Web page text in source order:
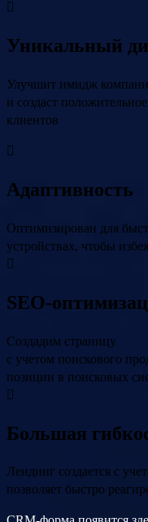
Уникальный
Улучшит имидж
и создаст
клиентов
Адаптивность
Оптимизирован для
устройствах, чтобы
SEO-
Создадим страницу
с учетом поискового
позиции в поисковых
Большая
Лендинг создается с
позволяет быстро